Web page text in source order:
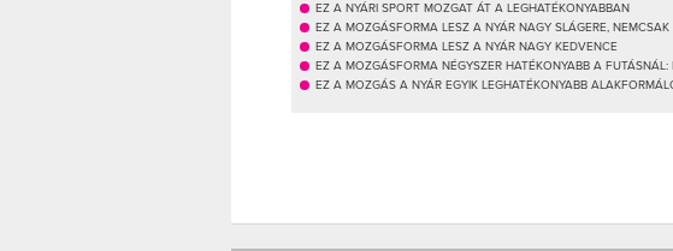
EZ A NYÁRI SPORT MOZGAT ÁT A LEGHATÉKONYABBAN
EZ A MOZGÁSFORMA LESZ A NYÁR NAGY SLÁGERE,
EZ A MOZGÁSFORMA LESZ A NYÁR NAGY KEDVENCE
EZ A MOZGÁSFORMA NÉGYSZER HATÉKONYABB A FUTÁSNÁL:
EZ A MOZGÁS A NYÁR EGYIK LEGHATÉKONYABB